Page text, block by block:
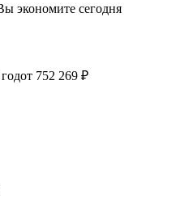
экономите сегодня
от 752 269 ₽